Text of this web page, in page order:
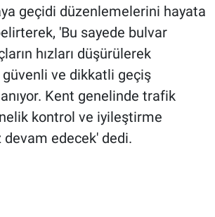
geçidi düzenlemelerini hayata
'Bu sayede bulvar
hızları düşürülerek
güvenli ve dikkatli geçiş
Kent genelinde trafik
kontrol ve iyileştirme
devam edecek' dedi.